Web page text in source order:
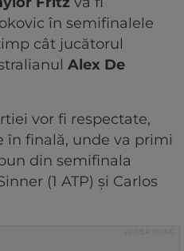
în semifinalele
cât jucătorul
Alex De
vor fi respectate,
în finală, unde va primi
din semifinala
(1 ATP) și Carlos